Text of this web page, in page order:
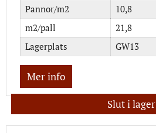
Pannor/m2
10,8
m2/pall
21,8
Lagerplats
GW13
Mer info
Slut i lager